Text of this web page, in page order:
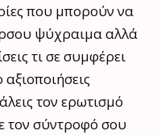
που μπορούν να
ψύχραιμα αλλά
τι σε συμφέρει
αξιοποιήσεις
τον ερωτισμό
τον σύντροφό σου